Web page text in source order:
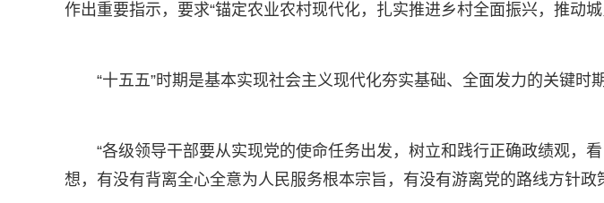
作出重要指示，要求“锚定农业农村现代化，扎实推进乡村全面振兴，推动城
“十五五”时期是基本实现社会主义现代化夯实基础、全面发力的关键时期
“各级领导干部要从实现党的使命任务出发，树立和践行正确政绩观，
想，有没有背离全心全意为人民服务根本宗旨，有没有游离党的路线方针